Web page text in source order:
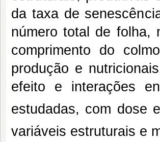
da taxa de
número total de folha,
comprimento do
produção e
efeito e interações
estudadas, com dose
variáveis estruturais e